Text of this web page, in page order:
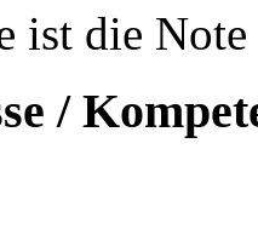
ist die Note
/